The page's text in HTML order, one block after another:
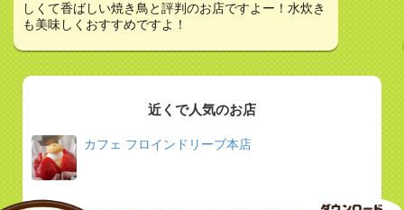
しくて香ばしい焼き鳥と評判のお店ですよー！水炊き
も美味しくおすすめですよ！
近くで人気のお店
カフェ フロインドリーブ本店